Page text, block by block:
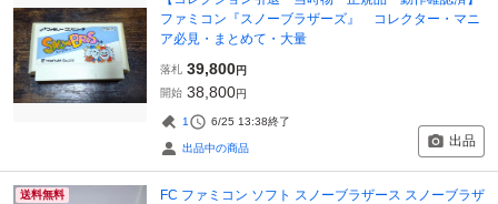
ファミコン『スノーブラザーズ』 コレクター・マニ
ア必見・まとめて・大量
落札 39,800円
開始 38,800円
1 6/25 13:38終了
出品中の商品 出品
送料無料
FC ファミコン ソフト スノーブラザース スノーブラザ